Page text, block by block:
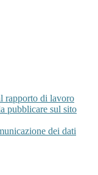
rapporto di lavoro
pubblicare sul sito
dei dati